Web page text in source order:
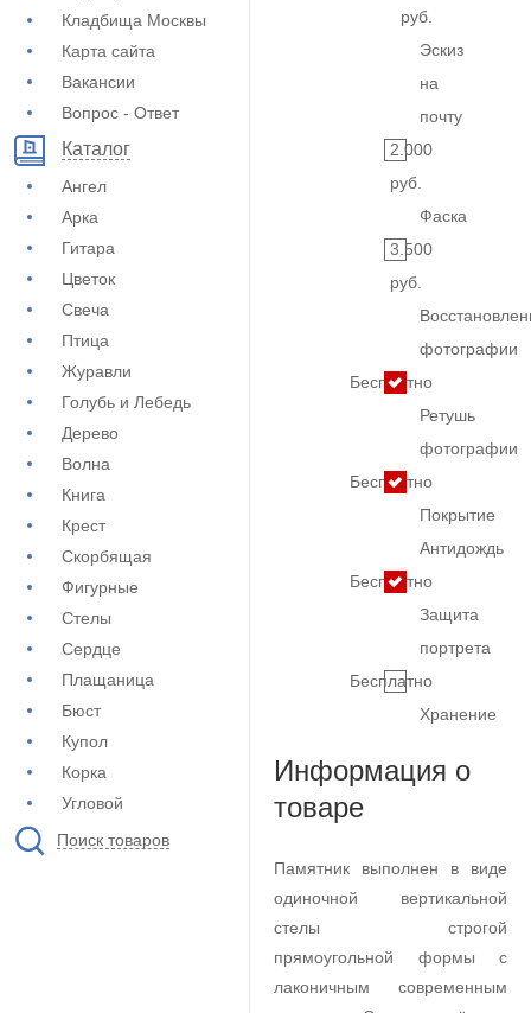
Кладбища Москвы
Карта сайта
Вакансии
Вопрос - Ответ
Каталог
Ангел
Арка
Гитара
Цветок
Свеча
Птица
Журавли
Голубь и Лебедь
Дерево
Волна
Книга
Крест
Скорбящая
Фигурные
Стелы
Сердце
Плащаница
Бюст
Купол
Корка
Угловой
Поиск товаров
руб.
Эскиз
на
почту
2.000
руб.
Фаска
3.500
руб.
фотографии
Бесплатно
Ретушь
фотографии
Бесплатно
Покрытие
Антидождь
Бесплатно
Защита
портрета
Бесплатно
Хранение
Информация о
товаре
Памятник выполнен в виде
одиночной вертикальной
стелы строгой
прямоугольной формы с
лаконичным современным